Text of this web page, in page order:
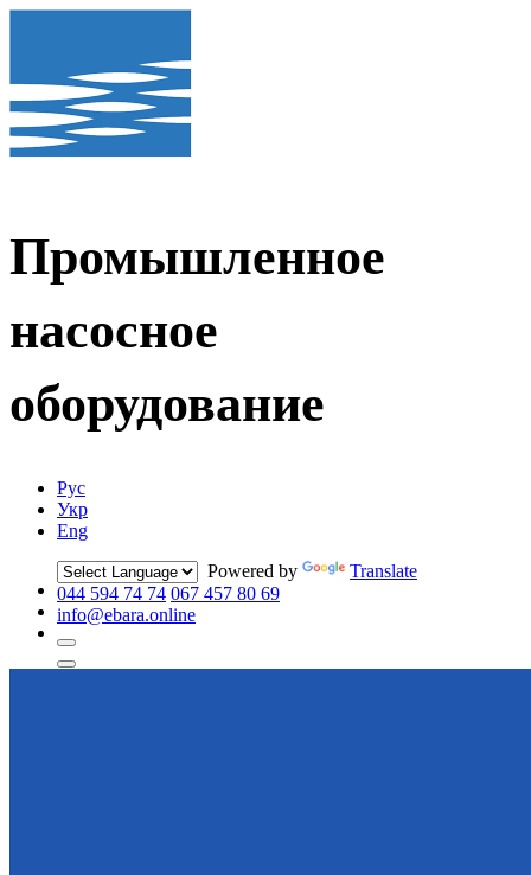
Промышленное
насосное
оборудование
Рус
Укр
Eng
Powered by
Translate
044 594 74 74 067 457 80 69
info@ebara.online